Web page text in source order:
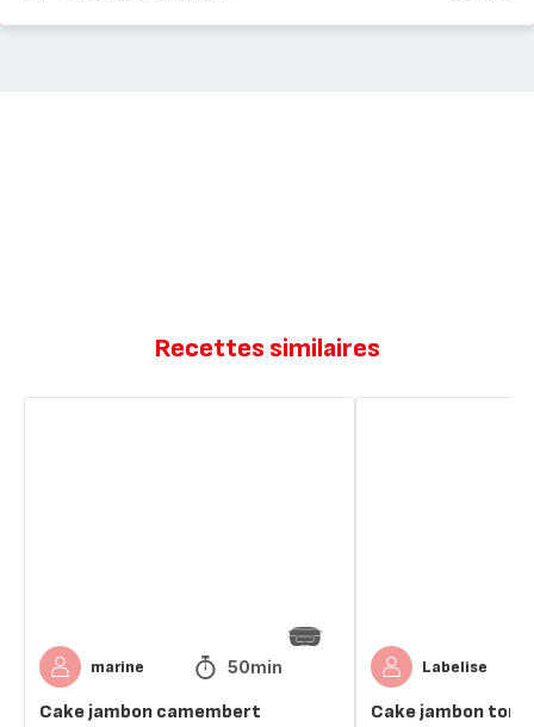
Recettes similaires
marine 50min
Cake jambon camembert
Labelise
Cake jambon